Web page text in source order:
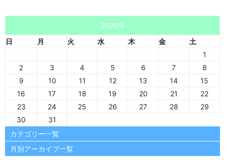
2026/8
日
月 火 水 木 金
土
1
2
3 4 5 6 7
8
9
10 11 12 13 14
15
16
17 18 19 20 21
22
23
24 25 26 27 28
29
30
31
カテゴリー一覧
月別アーカイブ一覧